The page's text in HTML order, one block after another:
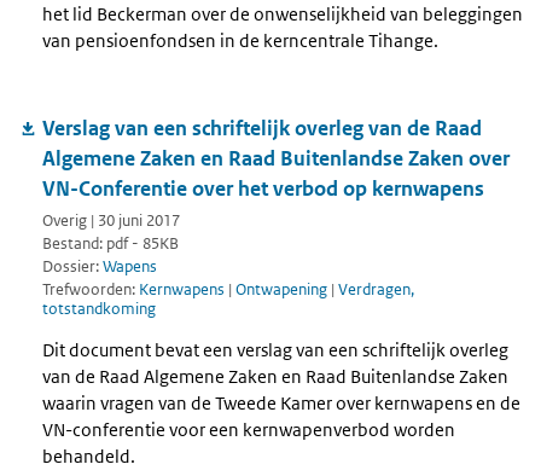
het lid Beckerman over de onwenselijkheid van beleggingen
van pensioenfondsen in de kerncentrale Tihange.
Verslag van een schriftelijk overleg van de Raad
Algemene Zaken en Raad Buitenlandse Zaken over
VN-Conferentie over het verbod op kernwapens
Overig | 30 juni 2017
Bestand: pdf - 85KB
Dossier:Wapens
Trefwoorden: Kernwapens | Ontwapening | Verdragen,
totstandkoming
Dit document bevat een verslag van een schriftelijk overleg
van de Raad Algemene Zaken en Raad Buitenlandse Zaken
waarin vragen van de Tweede Kamer over kernwapens en de
VN-conferentie voor een kernwapenverbod worden
behandeld.